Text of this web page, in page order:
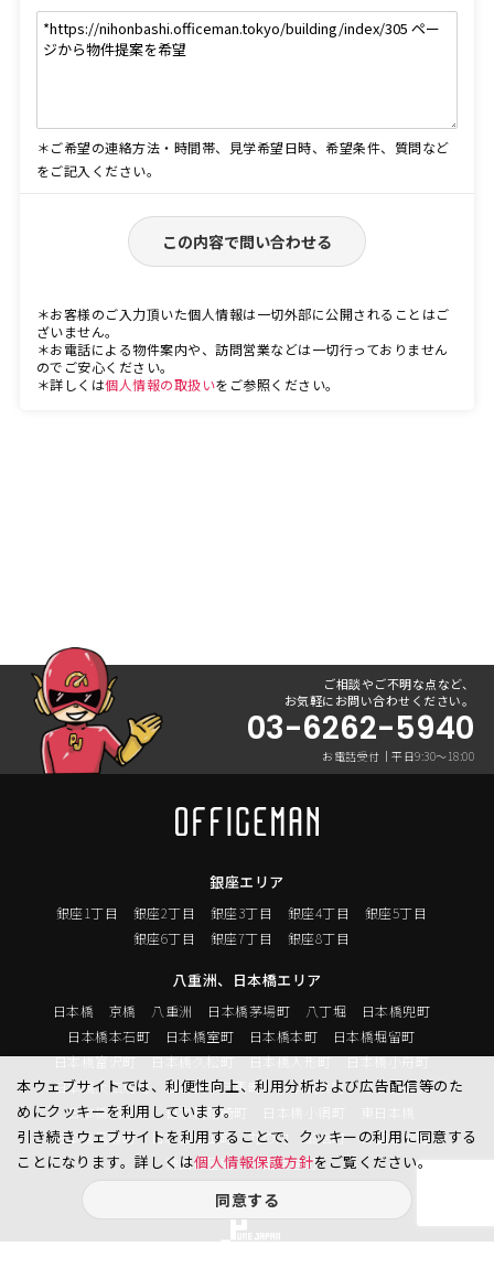
＊ご希望の連絡方法・時間帯、見学希望日時、希望条件、質問など
をご記入ください。
この内容で問い合わせる
＊お客様のご入力頂いた個人情報は一切外部に公開されることはご
ざいません。
＊お電話による物件案内や、訪問営業などは一切行っておりません
のでご安心ください。
＊詳しくは個人情報の取扱いをご参照ください。
ご相談やご不明な点など、
お気軽にお問い合わせください。
03-6262-5940
お電話受付｜平日9:30〜18:00
銀座エリア
銀座1丁目 銀座2丁目 銀座3丁目 銀座4丁目
銀座5丁目
銀座6丁目
銀座7丁目 銀座8丁目
八重洲、日本橋エリア
日本橋 京橋 八重洲 日本橋茅場町 八丁堀
日本橋兜町
日本橋本石町
日本橋室町 日本橋本町
日本橋堀留町
日本橋富沢町
日本橋久松町 日本橋人形町
日本橋小舟町
日本橋大伝馬町
日本橋小伝馬町 日本橋浜町
日本橋中洲
日本橋蛎殻町
日本橋箱崎町 日本橋小網町
東日本橋
日本橋馬喰町
日本橋横山町 丸の内 鍛冶町
神田鍛冶町
神田紺屋町
神田美倉町
本ウェブサイトでは、利便性向上、利用分析および広告配信等のた
めにクッキーを利用しています。
引き続きウェブサイトを利用することで、クッキーの利用に同意する
ことになります。詳しくは個人情報保護方針をご覧ください。
同意する